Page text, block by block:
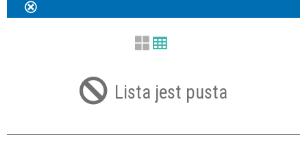
Trwające w zakresie
—
Lista jest pusta